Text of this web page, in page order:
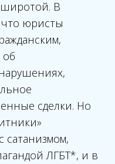
широтой. В
что юристы
об
сделки. Но
сатанизмом,
ЛГБТ*, и в